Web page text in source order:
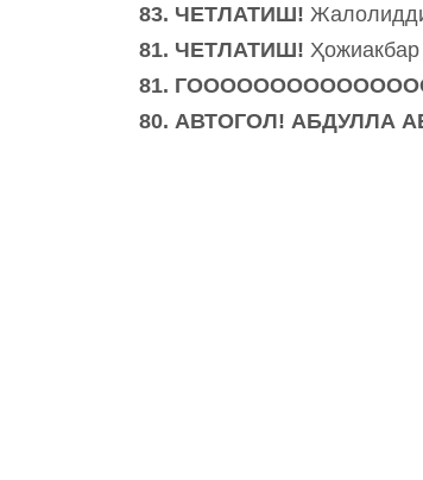
83. ЧЕТЛАТИШ!
81. ЧЕТЛАТИШ!
81.
80. АВТОГОЛ! АБДУЛЛА